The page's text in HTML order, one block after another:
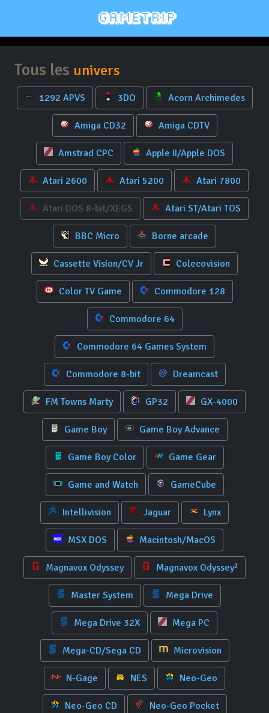
Tous les univers
1292 APVS 3DO Acorn Archimedes
Amiga CD32 Amiga CDTV
Amstrad CPC Apple II/Apple DOS
Atari 2600 Atari 5200 Atari 7800
Atari DOS 8-bit/XEGS Atari ST/Atari TOS
BBC Micro Borne arcade
Cassette Vision/CV Jr Colecovision
Color TV Game Commodore 128
Commodore 64
Commodore 64 Games System
Commodore 8-bit Dreamcast
FM Towns Marty GP32 GX-4000
Game Boy Game Boy Advance
Game Boy Color Game Gear
Game and Watch GameCube
Intellivision Jaguar Lynx
MSX DOS Macintosh/MacOS
Magnavox Odyssey Magnavox Odyssey²
Master System Mega Drive
Mega Drive 32X Mega PC
Mega-CD/Sega CD Microvision
N-Gage NES Neo-Geo
Neo-Geo CD Neo-Geo Pocket